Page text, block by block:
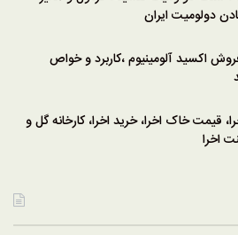
دولومیت ایران
اکسید آلومینیوم ،کاربرد و خواص
قیمت خاک اخرا، خرید اخرا، کارخانه گل و
اخرا